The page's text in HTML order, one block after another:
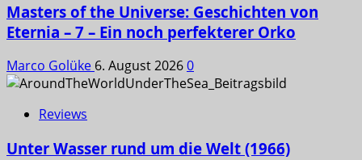
Masters of the Universe: Geschichten von
Eternia – 7 – Ein noch perfekterer Orko
Marco Golüke 6. August 20260
Reviews
Unter Wasser rund um die Welt (1966)